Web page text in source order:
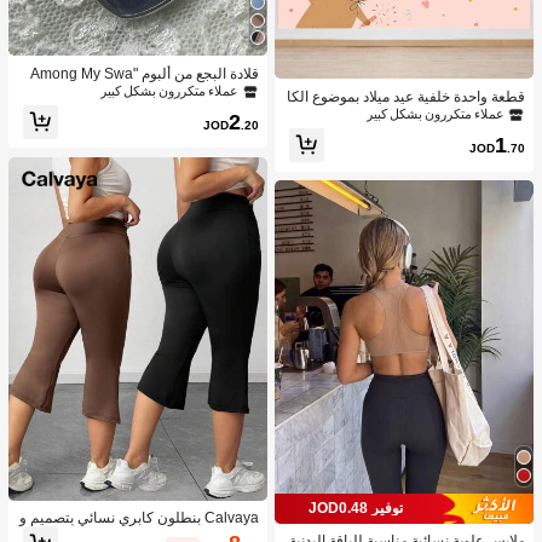
قطعة واحدة خلفية عيد ميلاد بموضوع الكا
بيبارا الوردي، ملصق خلفية كرتونية كابيبار
قة للاستخدام الداخلي والخارجي
عملاء متكررون بشكل كبير
JOD1.70
توفير JOD0.48
قلادة البجع من ألبوم "Among My Swa
n"، هدية لعشاق الموسيقى
عملاء متكررون بشكل كبير
JOD2.20
Calvaya بنطلون كابري نسائي بتصميم و
اسع مناسب لكبار الحجم، بلون أحادي وج